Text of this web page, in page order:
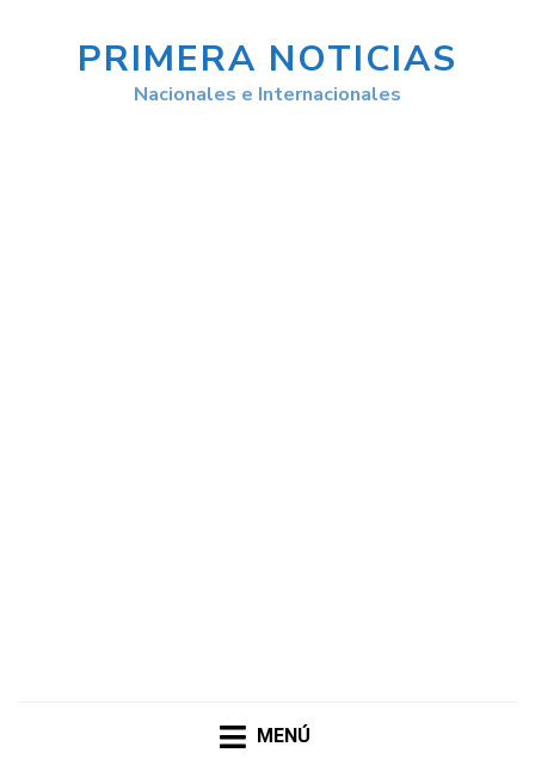
PRIMERA NOTICIAS
Nacionales e Internacionales
MENÚ